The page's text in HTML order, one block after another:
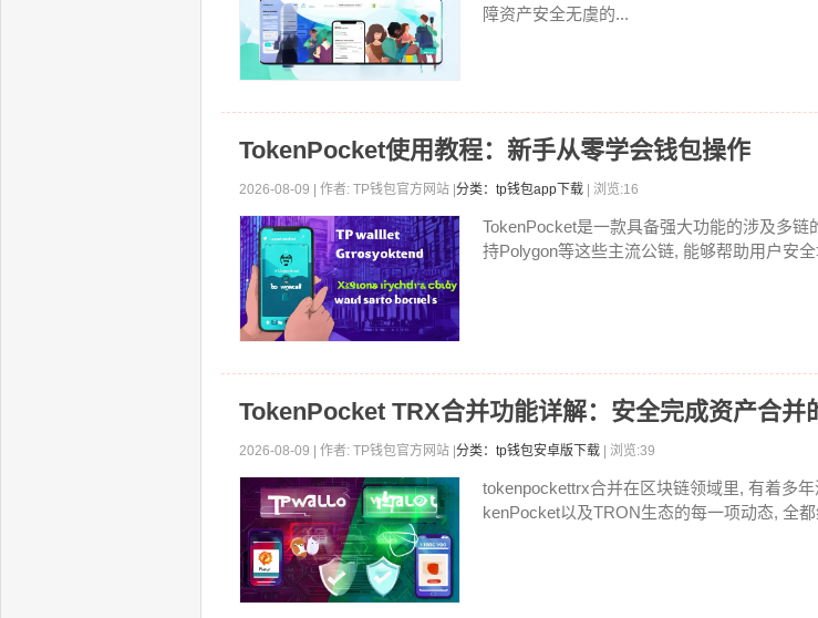
障资产安全无虞的...
TokenPocket使用教程：新手从零学会钱包操作
2026-08-09 | 作者: TP钱包官方网站 | 分类：tp钱包app下载 | 浏览:16
TokenPocket是一款具备强大功能的涉及多
持Polygon等这些主流公链, 能够帮助用户安
TokenPocket TRX合并功能详解：安全完成资产合并
2026-08-09 | 作者: TP钱包官方网站 | 分类：tp钱包安卓版下载 | 浏览:39
tokenpockettrx合并在区块链领域里, 有着多
kenPocket以及TRON生态的每一项动态, 全